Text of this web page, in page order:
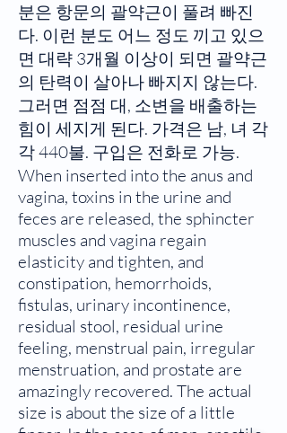
분은 항문의 괄약근이 풀려 빠진
다. 이런 분도 어느 정도 끼고 있으
면 대략 3개월 이상이 되면 괄약근
의 탄력이 살아나 빠지지 않는다.
그러면 점점 대, 소변을 배출하는
힘이 세지게 된다. 가격은 남, 녀 각
각 440불. 구입은 전화로 가능.
When inserted into the anus and
vagina, toxins in the urine and
feces are released, the sphincter
muscles and vagina regain
elasticity and tighten, and
constipation, hemorrhoids,
fistulas, urinary incontinence,
residual stool, residual urine
feeling, menstrual pain, irregular
menstruation, and prostate are
amazingly recovered. The actual
size is about the size of a little